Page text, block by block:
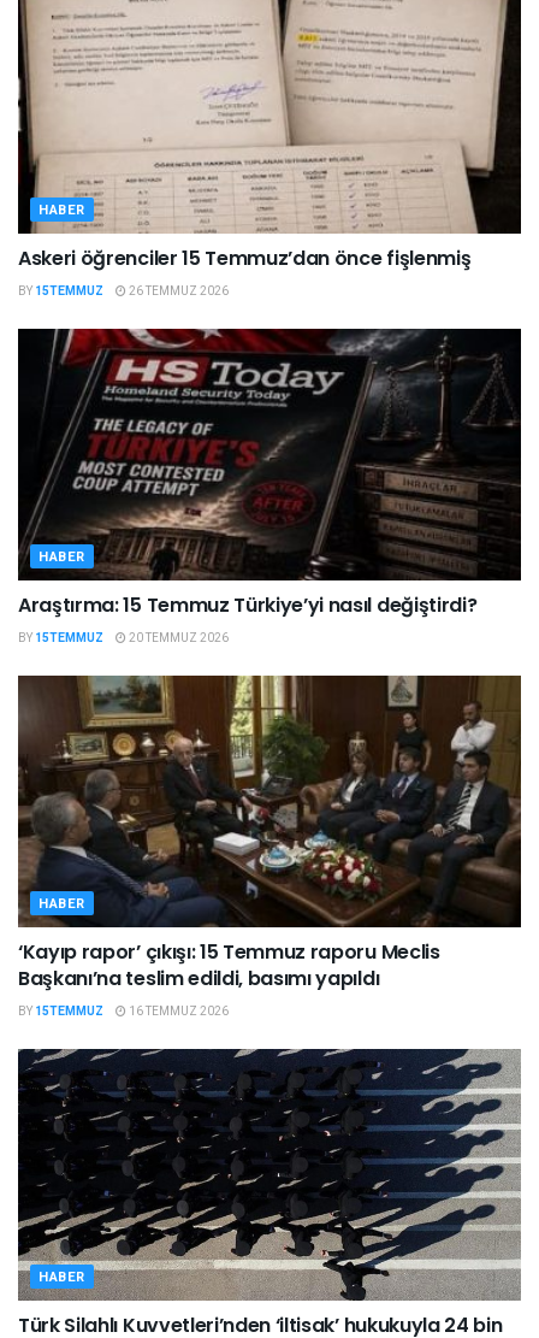
HABER
Askeri öğrenciler 15 Temmuz’dan önce fişlenmiş
BY 15TEMMUZ 26 TEMMUZ 2026
HABER
Araştırma: 15 Temmuz Türkiye’yi nasıl değiştirdi?
BY 15TEMMUZ 20 TEMMUZ 2026
HABER
‘Kayıp rapor’ çıkışı: 15 Temmuz raporu Meclis
Başkanı’na teslim edildi, basımı yapıldı
BY 15TEMMUZ 16 TEMMUZ 2026
HABER
Türk Silahlı Kuvvetleri’nden ‘iltisak’ hukukuyla 24 bin